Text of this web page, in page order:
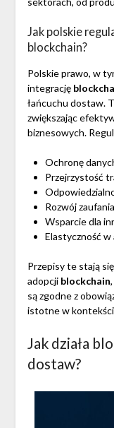
Jak polskie
blockchain?
Polskie prawo, w
integrację
łańcuchu dostaw.
zwiększając
biznesowych.
Ochronę
Przejrzystość
Rozwój
Wsparcie dla
Elastyczność
Przepisy te stają
adopcji blockchain
są zgodne z
istotne w
Jak działa
dostaw?